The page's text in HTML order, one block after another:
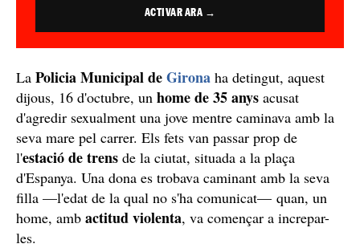
ACTIVAR ARA →
La Policia Municipal deGirona ha detingut, aquest
dijous, 16 d'octubre, un home de 35 anys acusat
d'agredir sexualment una jove mentre caminava amb la
seva mare pel carrer. Els fets van passar prop de
l'estació de trens de la ciutat, situada a la plaça
d'Espanya. Una dona es trobava caminant amb la seva
filla —l'edat de la qual no s'ha comunicat— quan, un
home, amb actitud violenta, va començar a increpar-
les.